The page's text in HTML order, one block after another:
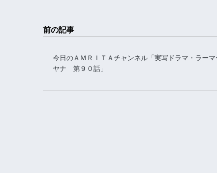
前の記事
今日のＡＭＲＩＴＡチャンネル「実写ドラマ・ラーマ
ヤナ 第９０話」